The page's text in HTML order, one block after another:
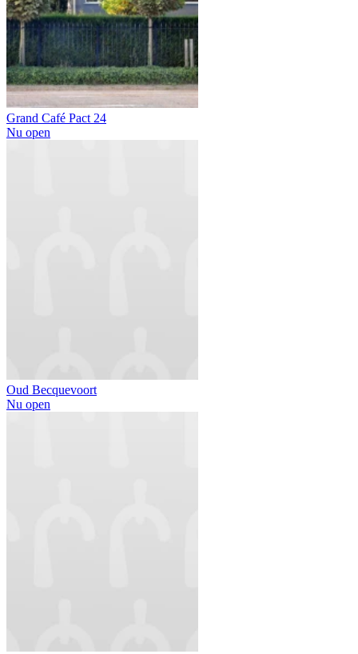
Grand Café Pact 24
Nu open
Oud Becquevoort
Nu open